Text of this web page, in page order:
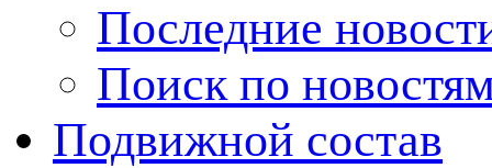
Последние
Поиск по
Подвижной состав